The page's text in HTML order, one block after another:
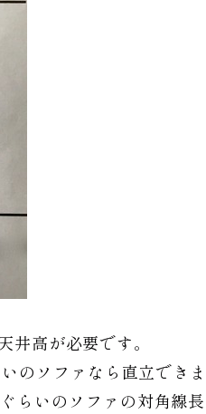
井高が必要です。
のソファなら直立できま
いのソファの対角線